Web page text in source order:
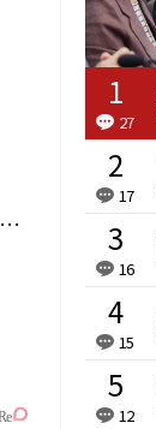
27
17
16
15
12